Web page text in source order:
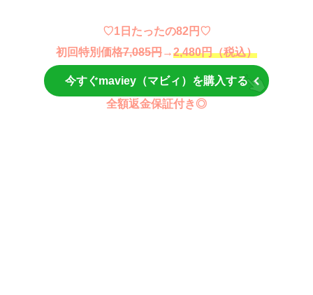
♡1日たったの82円♡
初回特別価格7,085円→2,480円（税込）
今すぐmaviey（マビィ）を購入する
全額返金保証付き◎